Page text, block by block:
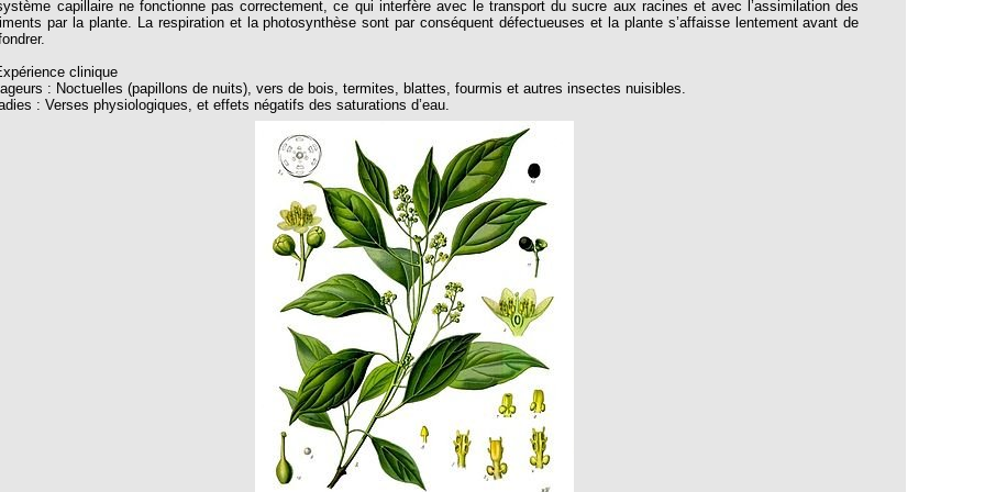
système capillaire ne fonctionne pas correctement, ce qui interfère avec le transport du sucre aux racines et avec l’assimilation des
par la plante. La respiration et la photosynthèse sont par conséquent défectueuses et la plante s’affaisse lentement avant de
clinique
: Noctuelles (papillons de nuits), vers de bois, termites, blattes, fourmis et autres insectes nuisibles.
: Verses physiologiques, et effets négatifs des saturations d’eau.